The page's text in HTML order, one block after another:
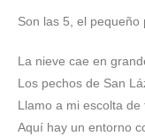
Son las 5, el
La nieve cae en
Los pechos de San
Llamo a mi escolta de
Aquí hay un entorno